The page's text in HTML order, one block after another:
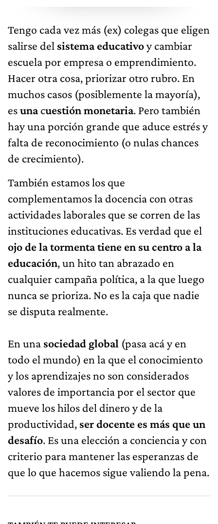
Tengo cada vez más (ex) colegas que eligen
salirse del sistema educativoy cambiar
escuela por empresa o emprendimiento.
Hacer otra cosa, priorizar otro rubro. En
muchos casos (posiblemente la mayoría),
esunacuestión monetaria. Pero también
hay una porción grande que aduce estrés y
falta de reconocimiento (o nulas chances
de crecimiento).
También estamos los que
complementamos la docencia con otras
actividades laborales que se corren de las
instituciones educativas. Es verdad que el
ojo de la tormentatiene en su centro a la
educación, un hito tan abrazado en
cualquier campaña política, a la que luego
nunca se prioriza. No es la caja que nadie
se disputa realmente.
En una sociedad global (pasa acá y en
todo el mundo) en la que el conocimiento
y los aprendizajes no son considerados
valores de importancia por el sector que
mueve los hilos del dinero y de la
productividad, ser docente es más que un
desafío. Es una elección a conciencia y con
criterio para mantener las esperanzas de
que lo que hacemos sigue valiendo la pena.